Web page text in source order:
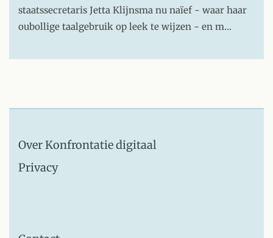
staatssecretaris Jetta Klijnsma nu naïef - waar haar
oubollige taalgebruik op leek te wijzen - en m…
Over Konfrontatie digitaal
Privacy